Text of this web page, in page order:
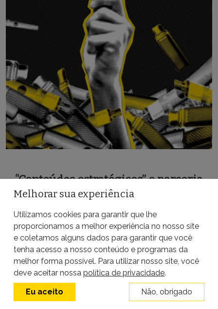
“Conteúdos estratégicos” e parceria
com FSB
Em abril do ano passado, a Bússola/Exame
promoveu umalivecom o título “Cigarros
eletrônicos: por que regulamentar?”, em que não há
nenhuma indicação de que o conteúdo tenha sido
pago. Favoráveis à permissão dos dispositivos,
Melhorar sua experiência
Utilizamos cookies para garantir que lhe
proporcionamos a melhor experiência no nosso site
e coletamos alguns dados para garantir que você
tenha acesso a nosso conteúdo e programas da
melhor forma possível. Para utilizar nosso site, você
deve aceitar nossa política de privacidade.
Eu aceito Não, obrigado